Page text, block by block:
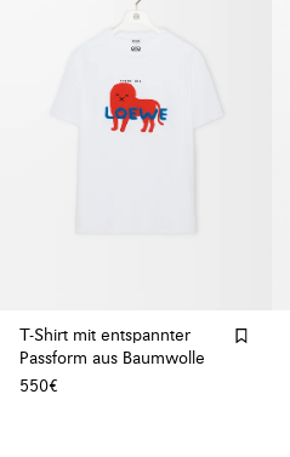
T-Shirt mit entspannter
Passform aus Baumwolle
550€